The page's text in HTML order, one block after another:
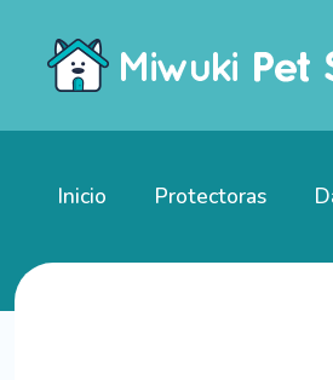
Inicio Protectoras